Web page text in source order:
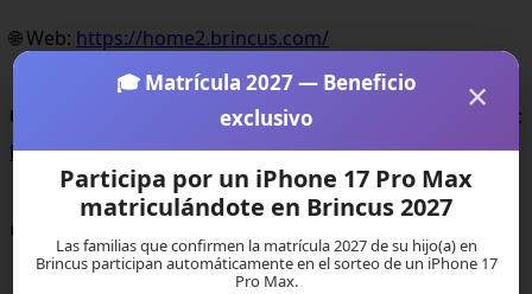
🌐 Web: https://home2.brincus.com/
📷 Instagram:
https://www.instagram.com/brincus.homeschool/
⏯ YouTube:
×
🎓 Matrícula 2027 — Beneficio
exclusivo
Participa por un iPhone 17 Pro Max
matriculándote en Brincus 2027
Las familias que confirmen la matrícula 2027 de su hijo(a) en
Brincus participan automáticamente en el sorteo de un iPhone 17
Pro Max.